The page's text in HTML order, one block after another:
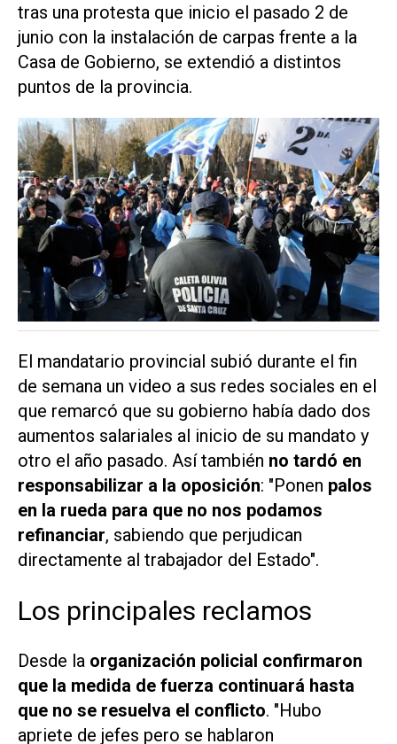
tras una protesta que inicio el pasado 2 de
junio con la instalación de carpas frente a la
Casa de Gobierno, se extendió a distintos
puntos de la provincia.
El mandatario provincial subió durante el fin
de semana un video a sus redes sociales en el
que remarcó que su gobierno había dado dos
aumentos salariales al inicio de su mandato y
otro el año pasado. Así también no tardó en
responsabilizar a la oposición: "Ponen palos
en la rueda para que no nos podamos
refinanciar, sabiendo que perjudican
directamente al trabajador del Estado".
Los principales reclamos
Desde la organización policial confirmaron
que la medida de fuerza continuará hasta
que no se resuelva el conflicto. "Hubo
apriete de jefes pero se hablaron